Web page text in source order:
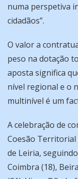
numa perspetiva
cidadãos”.
O valor a
peso na dotação
aposta significa
nível regional e o
multinível é um
A celebração de
Coesão Territorial
de Leiria,
Coimbra (18),